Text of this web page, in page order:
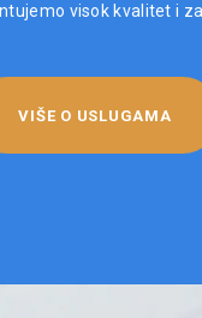
visok kvalitet i
VIŠE O USLUGAMA